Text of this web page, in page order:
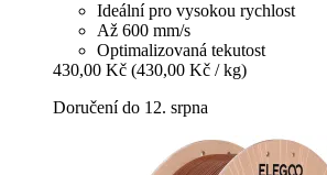
Ideální pro vysokou rychlost
Až 600 mm/s
Optimalizovaná tekutost
430,00 Kč (430,00 Kč / kg)
Doručení do 12. srpna